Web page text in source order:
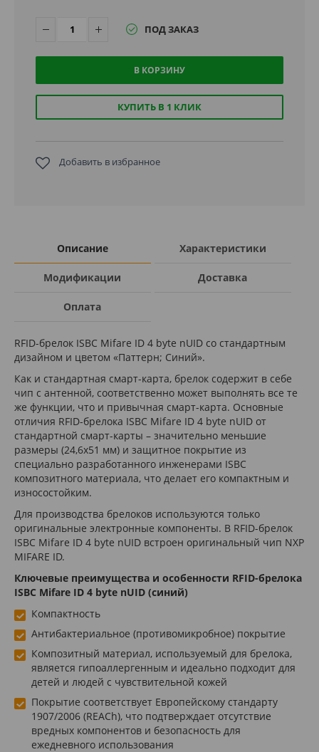
ПОД ЗАКАЗ
В КОРЗИНУ
КУПИТЬ В 1 КЛИК
Добавить в избранное
Описание Характеристики
Модификации Доставка
Оплата
RFID-брелок ISBC Mifare ID 4 byte nUID со стандартным
дизайном и цветом «Паттерн; Синий».
Как и стандартная смарт-карта, брелок содержит в себе
чип с антенной, соответственно может выполнять все те
же функции, что и привычная смарт-карта. Основные
отличия RFID-брелока ISBC Mifare ID 4 byte nUID от
стандартной смарт-карты – значительно меньшие
размеры (24,6х51 мм) и защитное покрытие из
специально разработанного инженерами ISBC
композитного материала, что делает его компактным и
износостойким.
Для производства брелоков используются только
оригинальные электронные компоненты. В RFID-брелок
ISBC Mifare ID 4 byte nUID встроен оригинальный чип NXP
MIFARE ID.
Ключевые преимущества и особенности RFID-брелока
ISBC Mifare ID 4 byte nUID (синий)
Компактность
Антибактериальное (противомикробное) покрытие
Композитный материал, используемый для брелока,
является гипоаллергенным и идеально подходит для
детей и людей с чувствительной кожей
Покрытие соответствует Европейскому стандарту
1907/2006 (REACh), что подтверждает отсутствие
вредных компонентов и безопасность для
ежедневного использования